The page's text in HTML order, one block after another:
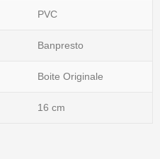
PVC
Banpresto
Boite Originale
16 cm